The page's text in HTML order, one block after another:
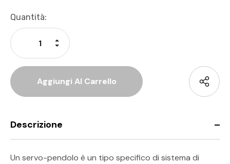
Disponibilità
Attuale:
Quantità:
Diminuisci La Quantità Di Undefined
Aumenta La Quantità Di Undefined
Descrizione
Un servo-pendolo è un tipo specifico di sistema di